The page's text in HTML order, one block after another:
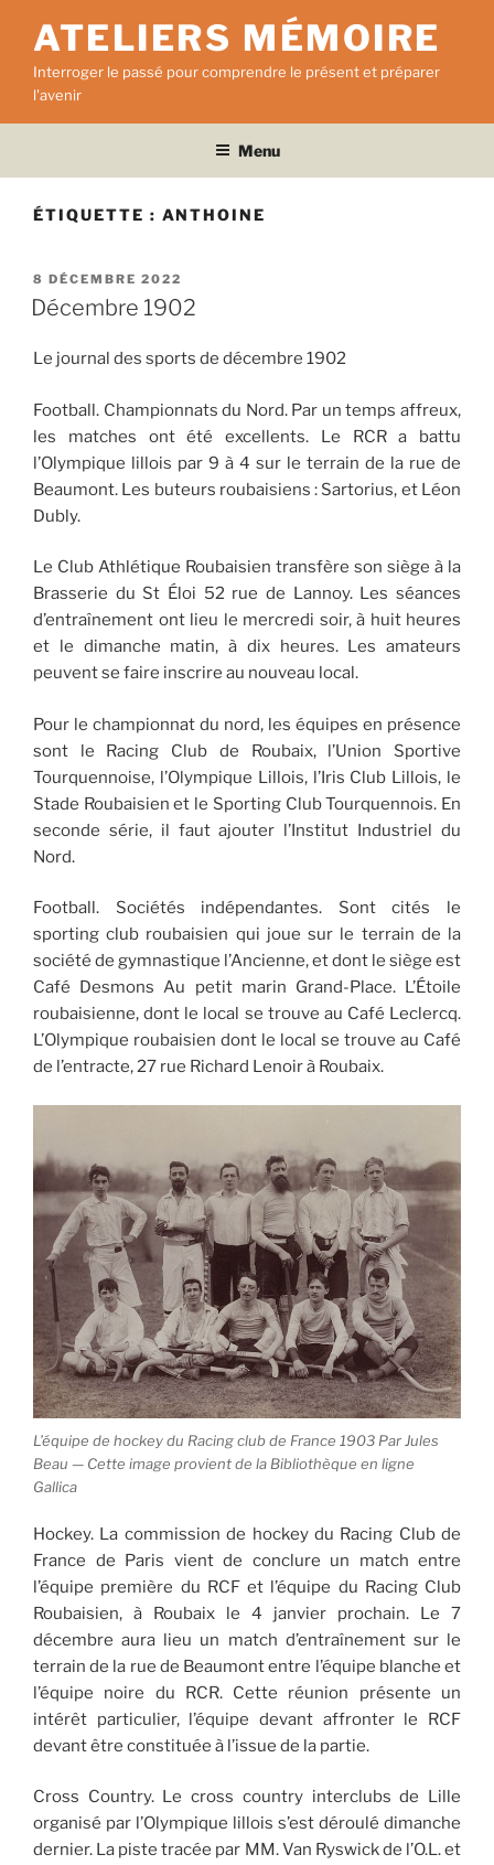
contenu
principal
ATELIERS MÉMOIRE
Interroger le passé pour comprendre le présent et préparer
l'avenir
Menu
ÉTIQUETTE : ANTHOINE
PUBLIÉ
LE
8 DÉCEMBRE 2022
Décembre 1902
Le journal des sports de décembre 1902
Football. Championnats du Nord. Par un temps affreux,
les matches ont été excellents. Le RCR a battu
l’Olympique lillois par 9 à 4 sur le terrain de la rue de
Beaumont. Les buteurs roubaisiens : Sartorius, et Léon
Dubly.
Le Club Athlétique Roubaisien transfère son siège à la
Brasserie du St Éloi 52 rue de Lannoy. Les séances
d’entraînement ont lieu le mercredi soir, à huit heures
et le dimanche matin, à dix heures. Les amateurs
peuvent se faire inscrire au nouveau local.
Pour le championnat du nord, les équipes en présence
sont le Racing Club de Roubaix, l’Union Sportive
Tourquennoise, l’Olympique Lillois, l’Iris Club Lillois, le
Stade Roubaisien et le Sporting Club Tourquennois. En
seconde série, il faut ajouter l’Institut Industriel du
Nord.
Football. Sociétés indépendantes. Sont cités le
sporting club roubaisien qui joue sur le terrain de la
société de gymnastique l’Ancienne, et dont le siège est
Café Desmons Au petit marin Grand-Place. L’Étoile
roubaisienne, dont le local se trouve au Café Leclercq.
L’Olympique roubaisien dont le local se trouve au Café
de l’entracte, 27 rue Richard Lenoir à Roubaix.
L’équipe de hockey du Racing club de France 1903 Par Jules
Beau — Cette image provient de la Bibliothèque en ligne
Gallica
Hockey. La commission de hockey du Racing Club de
France de Paris vient de conclure un match entre
l’équipe première du RCF et l’équipe du Racing Club
Roubaisien, à Roubaix le 4 janvier prochain. Le 7
décembre aura lieu un match d’entraînement sur le
terrain de la rue de Beaumont entre l’équipe blanche et
l’équipe noire du RCR. Cette réunion présente un
intérêt particulier, l’équipe devant affronter le RCF
devant être constituée à l’issue de la partie.
Cross Country. Le cross country interclubs de Lille
organisé par l’Olympique lillois s’est déroulé dimanche
dernier. La piste tracée par MM. Van Ryswick de l’O.L. et